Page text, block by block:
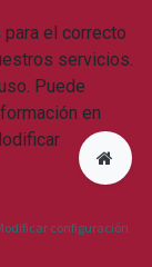
el correcto
servicios.
Puede
en
configuración